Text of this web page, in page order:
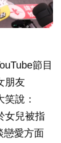
節目
朋友
說：
女兒被指
戀愛方面